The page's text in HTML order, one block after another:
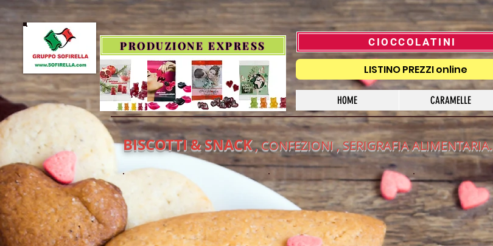
PRODUZIONE EXPRESS CIOCCOLATINI
LISTINO PREZZI online
HOME CARAMELLE
BISCOTTI& SNACK, CONFEZIONI , SERIGRAFIA ALIMENTARIA.